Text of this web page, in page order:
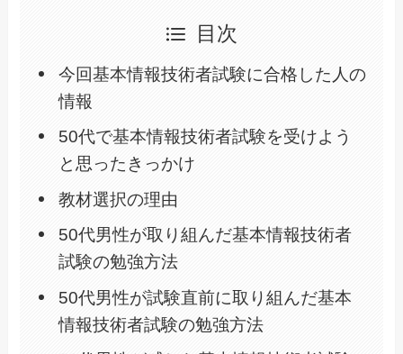
目次
今回基本情報技術者試験に合格した人の
情報
50代で基本情報技術者試験を受けよう
と思ったきっかけ
教材選択の理由
50代男性が取り組んだ基本情報技術者
試験の勉強方法
50代男性が試験直前に取り組んだ基本
情報技術者試験の勉強方法